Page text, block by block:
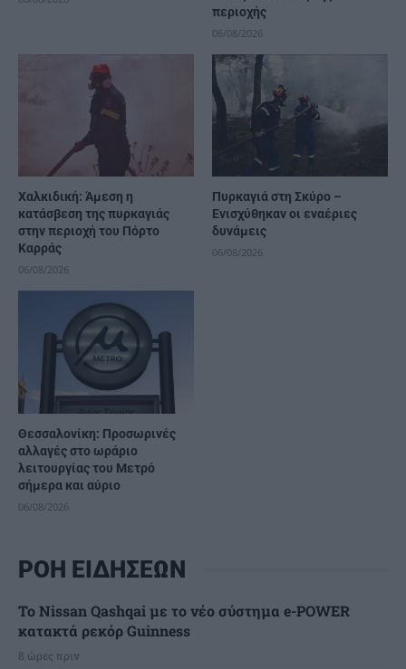
περιοχής
06/08/2026
Χαλκιδική: Άμεση η
κατάσβεση της πυρκαγιάς
στην περιοχή του Πόρτο
Καρράς
06/08/2026
Πυρκαγιά στη Σκύρο –
Ενισχύθηκαν οι εναέριες
δυνάμεις
06/08/2026
Θεσσαλονίκη: Προσωρινές
αλλαγές στο ωράριο
λειτουργίας του Μετρό
σήμερα και αύριο
06/08/2026
ΡΟΗ ΕΙΔΗΣΕΩΝ
Το Nissan Qashqai με το νέο σύστημα e-POWER
κατακτά ρεκόρ Guinness
8 ώρες πριν